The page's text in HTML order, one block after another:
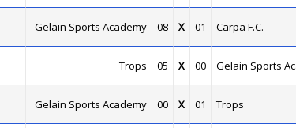
Gelain Sports Academy 08 X 01 Carpa F.C.
Trops 05 X 00 Gelain Sports
Gelain Sports Academy 00 X 01 Trops